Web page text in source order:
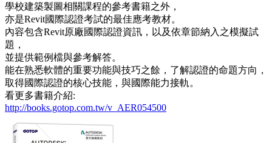
學校建築製圖相關課程的參考書籍之外，
亦是Revit國際認證考試的最佳應考教材。
內容包含Revit原廠國際認證資訊，以及依章節納入之模擬試
題，
並提供範例檔與參考解答。
能在熟悉軟體的重要功能與技巧之餘，了解認證的命題方向，
取得國際認證的核心技能，與國際能力接軌。
看更多書籍介紹:
http://books.gotop.com.tw/v_AER054500